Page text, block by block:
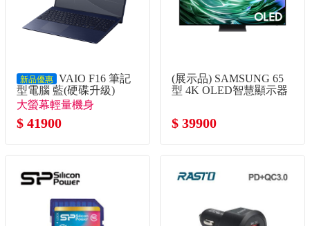
新品優惠 VAIO F16 筆記
型電腦 藍(硬碟升級)
(Core5-120U/16G/1TB
SSD/W11P)
大螢幕輕量機身
$ 41900
(展示品) SAMSUNG 65
型 4K OLED智慧顯示器
$ 39900